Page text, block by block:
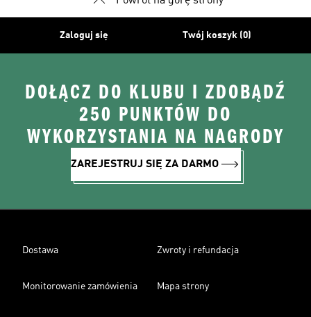
Zaloguj się Twój koszyk (0)
DOŁĄCZ DO KLUBU I ZDOBĄDŹ
250 PUNKTÓW DO
WYKORZYSTANIA NA NAGRODY
ZAREJESTRUJ SIĘ ZA DARMO
Dostawa Zwroty i refundacja
Monitorowanie zamówienia Mapa strony